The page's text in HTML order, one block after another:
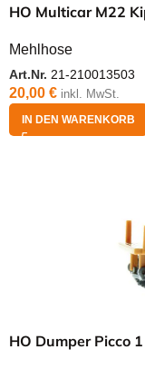
HO Multicar M22
Mehlhose
Art.Nr. 21-210013503
20,00 € inkl. MwSt.
IN DEN WARENKORB
HO Dumper Picco